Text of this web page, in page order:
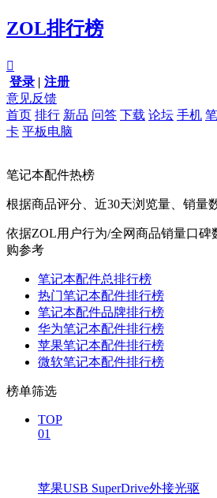
ZOL排行榜

登录 | 注册
意见反馈
首页 排行 新品 问答 下载 论坛 手机
卡 平板电脑
笔记本配件热榜
根据商品评分、近30天浏览量、销量
依据ZOL用户行为/全网商品销量口碑
购参考
笔记本配件总排行榜
热门笔记本配件排行榜
笔记本配件品牌排行榜
华为笔记本配件排行榜
苹果笔记本配件排行榜
微软笔记本配件排行榜
榜单筛选
TOP
01
苹果USB SuperDrive外接光驱